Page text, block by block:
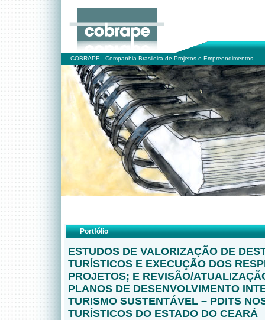
COBRAPE - Companhia Brasileira de Projetos e Empreendimentos
Portfólio
ESTUDOS DE VALORIZAÇÃO DE
TURÍSTICOS E EXECUÇÃO DOS
PROJETOS; E REVISÃO/
PLANOS DE DESENVOLVIMENTO
TURISMO SUSTENTÁVEL – PDITS
TURÍSTICOS DO ESTADO DO CEARÁ